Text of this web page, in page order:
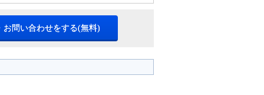
お問い合わせをする(無料)